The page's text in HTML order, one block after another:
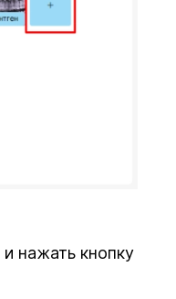
нажать кнопку